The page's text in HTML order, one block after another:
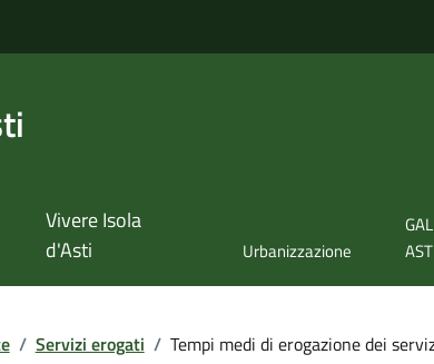
Vivere Isola
d'Asti
Urbanizzazione
/ Servizi erogati / Tempi medi di erogazione dei